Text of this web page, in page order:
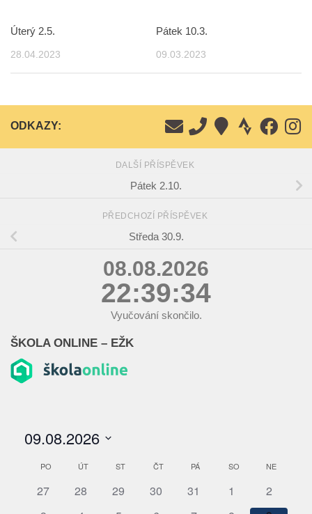
Úterý 2.5.
28.04.2023
Pátek 10.3.
09.03.2023
ODKAZY:
DALŠÍ PŘÍSPĚVEK
Pátek 2.10.
PŘEDCHOZÍ PŘÍSPĚVEK
Středa 30.9.
08.08.2026
22:39:35
Vyučování skončilo.
ŠKOLA ONLINE – EŽK